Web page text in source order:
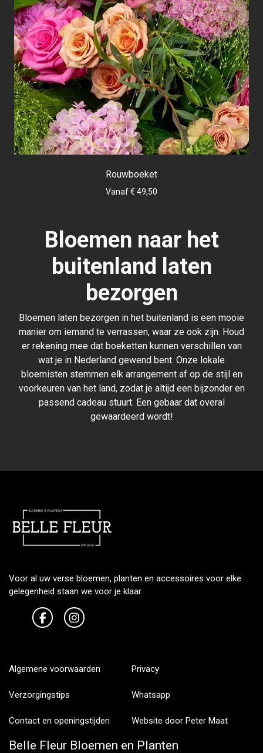
Rouwboeket
Vanaf € 49,50
Bloemen naar het
buitenland laten
bezorgen
Bloemen laten bezorgen in het buitenland is een mooie
manier om iemand te verrassen, waar ze ook zijn. Houd
er rekening mee dat boeketten kunnen verschillen van
wat je in Nederland gewend bent. Onze lokale
bloemisten stemmen elk arrangement af op de stijl en
voorkeuren van het land, zodat je altijd een bijzonder en
passend cadeau stuurt. Een gebaar dat overal
gewaardeerd wordt!
Voor al uw verse bloemen, planten en accessoires voor elke
gelegenheid staan we voor je klaar.
Algemene voorwaarden Privacy
Verzorgingstips Whatsapp
Contact en openingstijden Website door Peter Maat
Belle Fleur Bloemen en Planten